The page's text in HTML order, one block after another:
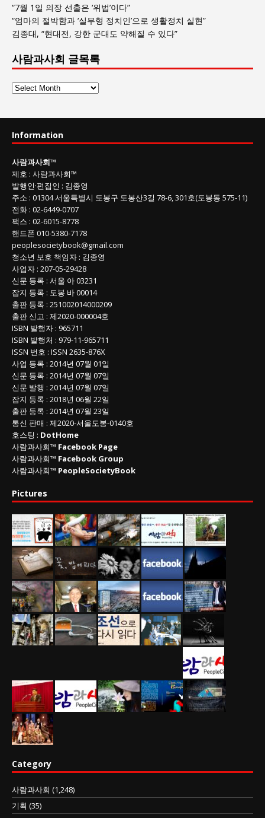
“7월 1일 의장 선출은 ‘위법’이다”
“엄마의 절박함과 ‘실무형 정치인’으로 생활정치 실현”
김종대, “현대전, 강한 군대도 약해질 수 있다”
사람과사회 글목록
사
회
목
록
Information
사람과사회™
제호 : 사람과사회™
발행인·편집인 : 김종영
주소 : 01304서울특별시 도봉구 도봉산3길 78-6, 301호(도봉동 575-11)
전화 : 02-6449-0707
팩스 : 02-6015-8778
핸드폰 010-5380-7178
peoplesocietybook@gmail.com
청소년 보호 책임자 : 김종영
사업자 : 207-05-29428
신문 등록 : 서울 아 03231
잡지 등록 : 도봉 바 00014
출판 등록 : 251002014000209
출판 신고 : 제2020-000004호
ISBN 발행자 : 965711
ISBN 발행처 : 979-11-965711
ISSN 번호 : ISSN 2635-876X
사업 등록 : 2014년 07월 01일
신문 등록 : 2014년 07월 07일
신문 발행 : 2014년 07월 07일
잡지 등록 : 2018년 06월 22일
출판 등록 : 2014년 07월 23일
통신 판매 : 제2020-서울도봉-0140호
호스팅 : DotHome
사람과사회™ Facebook Page
사람과사회™ Facebook Group
사람과사회™ PeopleSocietyBook
Pictures
Category
사람과사회 (1,248)
기획 (35)